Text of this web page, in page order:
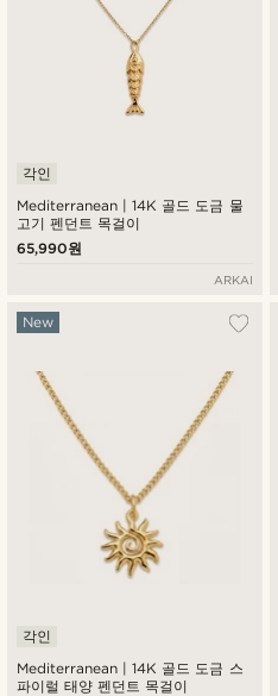
Mediterranean | 14K 골드 도금 물
고기 펜던트 목걸이
각인
65,990원
ARKAI
Mediterranean | 14K 골드 도금 스
파이럴 태양 펜던트 목걸이
New
각인